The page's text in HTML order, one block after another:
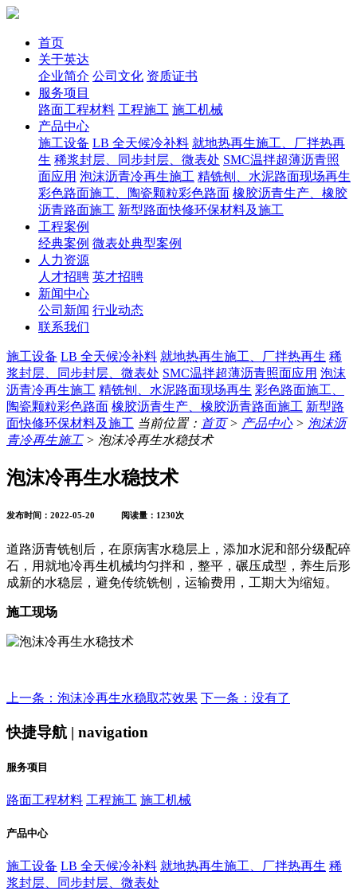
首页
关于英达
企业简介 公司文化 资质证书
服务项目
路面工程材料 工程施工 施工机械
产品中心
施工设备 LB 全天候冷补料 就地热再生施工、厂拌热再
生 稀浆封层、同步封层、微表处 SMC温拌超薄沥青照
面应用 泡沫沥青冷再生施工 精铣刨、水泥路面现场再生
彩色路面施工、陶瓷颗粒彩色路面 橡胶沥青生产、橡胶
沥青路面施工 新型路面快修环保材料及施工
工程案例
经典案例 微表处典型案例
人力资源
人才招聘 英才招聘
新闻中心
公司新闻 行业动态
联系我们
施工设备 LB 全天候冷补料 就地热再生施工、厂拌热再生 稀
浆封层、同步封层、微表处 SMC温拌超薄沥青照面应用 泡沫
沥青冷再生施工 精铣刨、水泥路面现场再生 彩色路面施工、
陶瓷颗粒彩色路面 橡胶沥青生产、橡胶沥青路面施工 新型路
面快修环保材料及施工 当前位置： 首页> 产品中心> 泡沫沥
青冷再生施工> 泡沫冷再生水稳技术
泡沫冷再生水稳技术
发布时间：2022-05-20 阅读量：1230次
道路沥青铣刨后，在原病害水稳层上，添加水泥和部分级配碎
石，用就地冷再生机械均匀拌和，整平，碾压成型，养生后形
成新的水稳层，避免传统铣刨，运输费用，工期大为缩短。
施工现场
上一条：泡沫冷再生水稳取芯效果 下一条：没有了
快捷导航 | navigation
服务项目
路面工程材料 工程施工 施工机械
产品中心
施工设备 LB 全天候冷补料 就地热再生施工、厂拌热再生 稀
浆封层、同步封层、微表处